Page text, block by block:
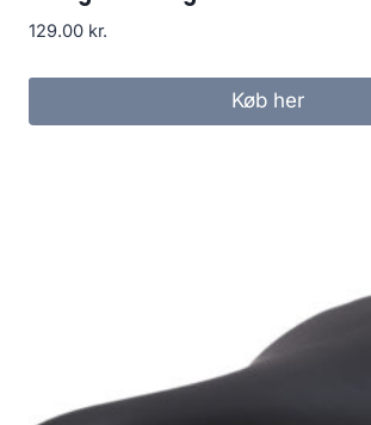
129.00 kr.
Køb her